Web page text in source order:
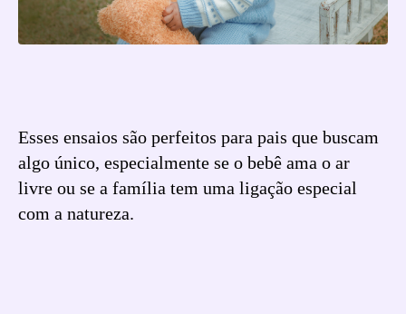
Esses ensaios são perfeitos para pais que buscam
algo único, especialmente se o bebê ama o ar
livre ou se a família tem uma ligação especial
com a natureza.